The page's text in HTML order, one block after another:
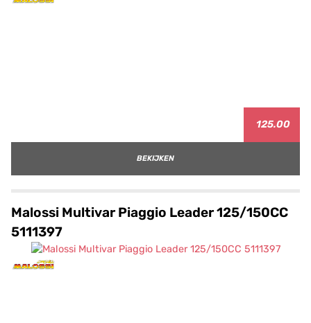
125.00
BEKIJKEN
Malossi Multivar Piaggio Leader 125/150CC
5111397